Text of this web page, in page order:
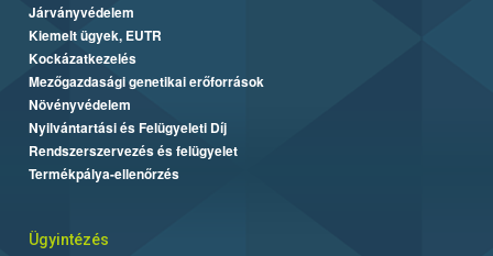
Járványvédelem
Kiemelt ügyek, EUTR
Kockázatkezelés
Mezőgazdasági genetikai erőforrások
Növényvédelem
Nyilvántartási és Felügyeleti Díj
Rendszerszervezés és felügyelet
Termékpálya-ellenőrzés
Ügyintézés